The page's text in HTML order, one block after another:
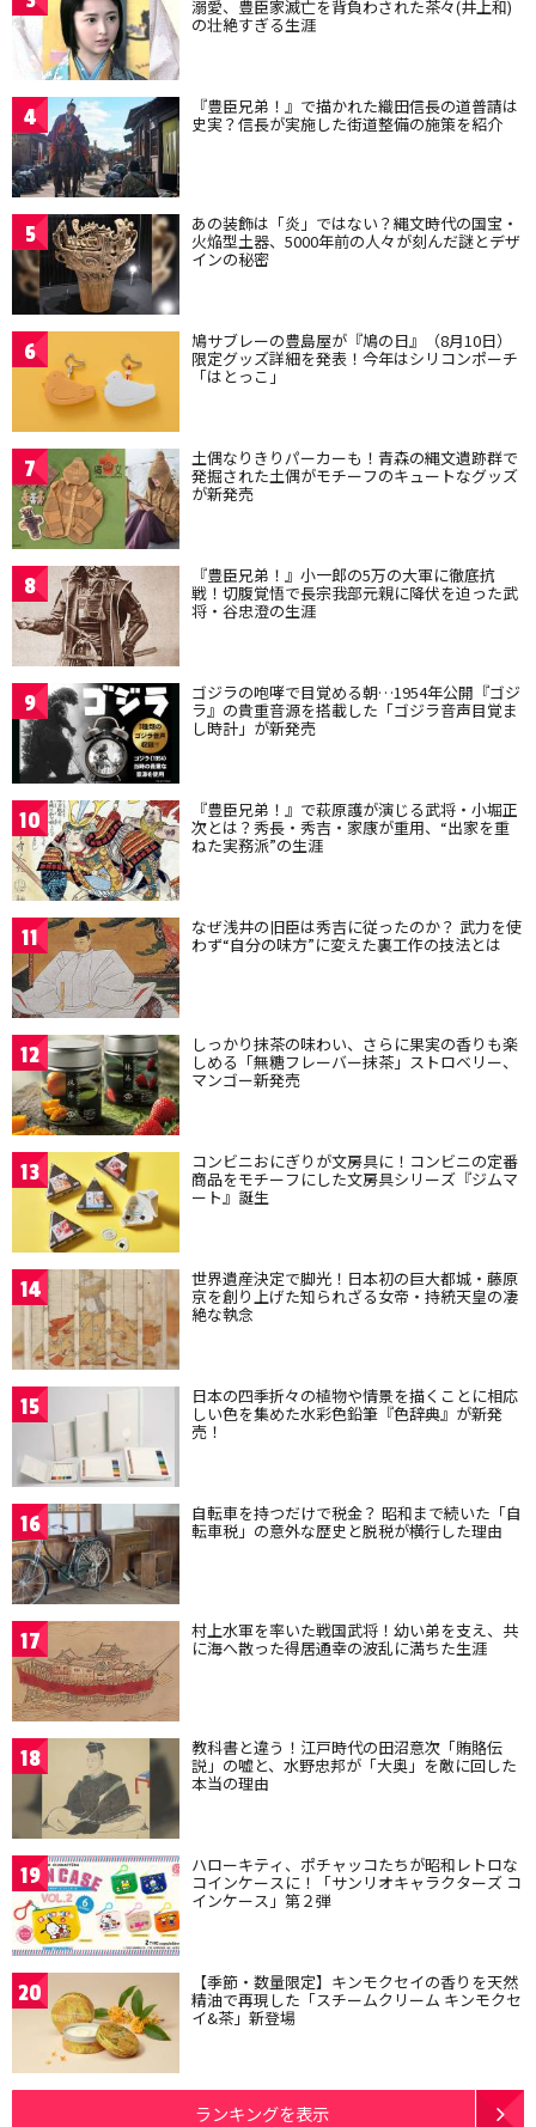
溺愛、豊臣家滅亡を背負わされた茶々(井上和)
の壮絶すぎる生涯
4 『豊臣兄弟！』で描かれた織田信長の道普請は
史実？信長が実施した街道整備の施策を紹介
5 あの装飾は「炎」ではない？縄文時代の国宝・
火焔型土器、5000年前の人々が刻んだ謎とデザ
インの秘密
6 鳩サブレーの豊島屋が『鳩の日』（8月10日）
限定グッズ詳細を発表！今年はシリコンポーチ
「はとっこ」
7 土偶なりきりパーカーも！青森の縄文遺跡群で
発掘された土偶がモチーフのキュートなグッズ
が新発売
8 『豊臣兄弟！』小一郎の5万の大軍に徹底抗
戦！切腹覚悟で長宗我部元親に降伏を迫った武
将・谷忠澄の生涯
9 ゴジラの咆哮で目覚める朝…1954年公開『ゴジ
ラ』の貴重音源を搭載した「ゴジラ音声目覚ま
し時計」が新発売
10 『豊臣兄弟！』で萩原護が演じる武将・小堀正
次とは？秀長・秀吉・家康が重用、“出家を重
ねた実務派”の生涯
11 なぜ浅井の旧臣は秀吉に従ったのか？ 武力を使
わず“自分の味方”に変えた裏工作の技法とは
12 しっかり抹茶の味わい、さらに果実の香りも楽
しめる「無糖フレーバー抹茶」ストロベリー、
マンゴー新発売
13 コンビニおにぎりが文房具に！コンビニの定番
商品をモチーフにした文房具シリーズ『ジムマ
ート』誕生
14 世界遺産決定で脚光！日本初の巨大都城・藤原
京を創り上げた知られざる女帝・持統天皇の凄
絶な執念
15 日本の四季折々の植物や情景を描くことに相応
しい色を集めた水彩色鉛筆『色辞典』が新発
売！
16 自転車を持つだけで税金？ 昭和まで続いた「自
転車税」の意外な歴史と脱税が横行した理由
17 村上水軍を率いた戦国武将！幼い弟を支え、共
に海へ散った得居通幸の波乱に満ちた生涯
18 教科書と違う！江戸時代の田沼意次「賄賂伝
説」の嘘と、水野忠邦が「大奥」を敵に回した
本当の理由
19 ハローキティ、ポチャッコたちが昭和レトロな
コインケースに！「サンリオキャラクターズ コ
インケース」第２弾
20 【季節・数量限定】キンモクセイの香りを天然
精油で再現した「スチームクリーム キンモクセ
イ&茶」新登場
ランキングを表示